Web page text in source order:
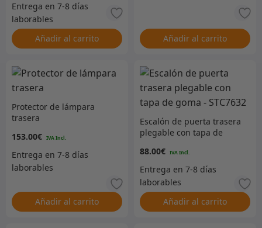
Añadir al carrito Añadir al carrito
Protector de lámpara
trasera
153.00€
Añadir al carrito
Escalón de puerta trasera
plegable con tapa de
88.00€
Añadir al carrito